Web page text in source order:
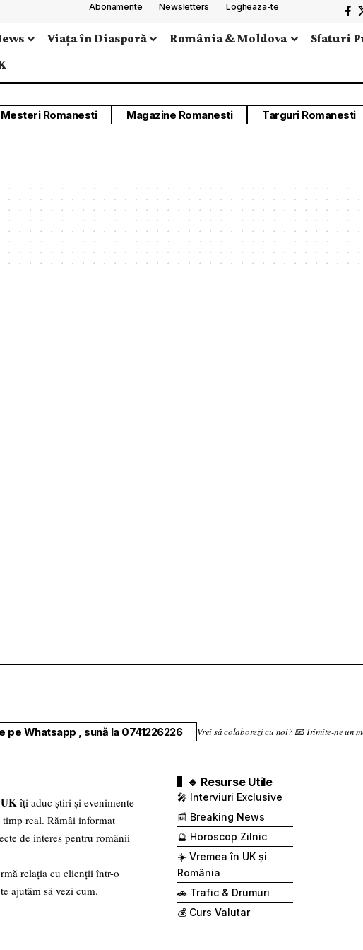
Abonamente Newsletters Logheaza-te
Viața în Diasporă România & Moldova
Sfaturi
Targuri Romanesti
Magazine Romanesti
Mesteri Romanesti
pe Whatsapp , sună la 0741226226 Vrei să colaborezi cu noi? 📧 Trimite-ne un
îți aduc știri și evenimente
real. Rămâi informat
de interes pentru românii
relația cu clienții într-o
ajutăm să vezi cum.
🔹 Resurse Utile
🎤 Interviuri Exclusive
📰 Breaking News
🔮 Horoscop Zilnic
☀️ Vremea în UK și
România
🚗 Trafic & Drumuri
💰 Curs Valutar